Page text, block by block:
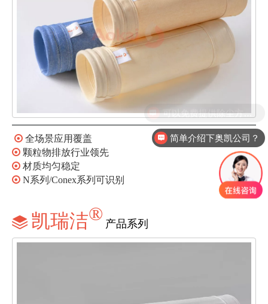
 全场景应用覆盖
 颗粒物排放行业领先
 材质均匀稳定
 N系列/Conex系列可识别
 凯瑞洁® 产品系列
简单介绍下奥凯公司？